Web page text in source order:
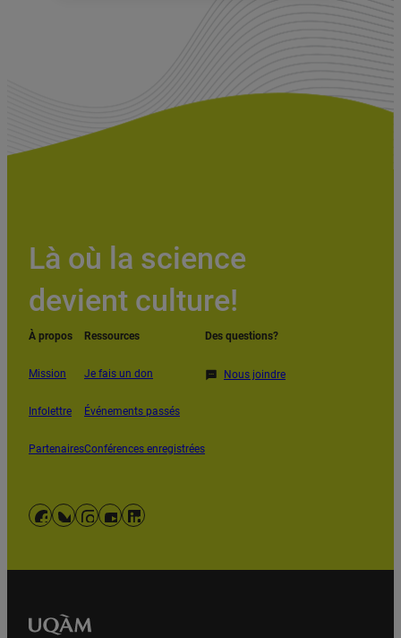
À propos
Mission
Infolettre
Partenaires
Ressources
Je fais un don
Événements passés
Conférences enregistrées
Des questions?
Nous joindre
Là où la science
devient culture!
Facebook
Bluesky
Instagram
YouTube
LinkedIn